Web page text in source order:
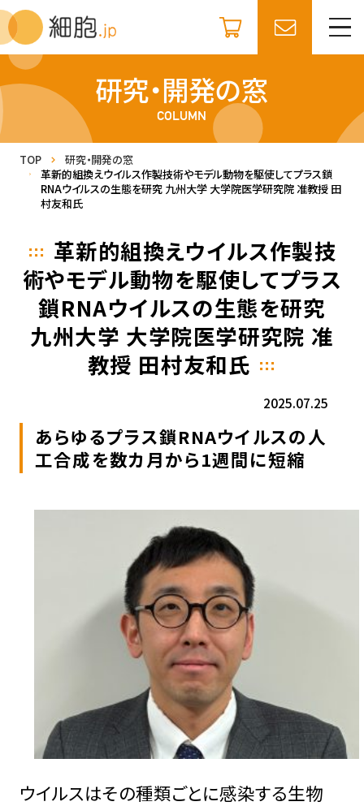
研究・開発の窓
COLUMN
TOP
研究・開発の窓
革新的組換えウイルス作製技術やモデル動物を駆使してプラス鎖
RNAウイルスの生態を研究 九州大学 大学院医学研究院 准教授 田
村友和氏
革新的組換えウイルス作製技
術やモデル動物を駆使してプラス
鎖RNAウイルスの生態を研究
九州大学 大学院医学研究院 准
教授 田村友和氏
2025.07.25
あらゆるプラス鎖RNAウイルスの人
工合成を数カ月から1週間に短縮
ウイルスはその種類ごとに感染する生物